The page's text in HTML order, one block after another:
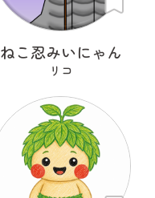
ねこ忍みいにゃん
リコ